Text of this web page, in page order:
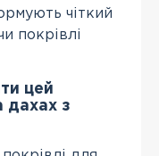
чіткий
покрівлі
цей
дахах з